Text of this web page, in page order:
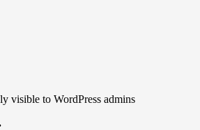
visible to WordPress admins